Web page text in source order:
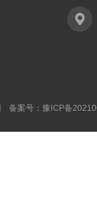
备案号： 豫ICP备